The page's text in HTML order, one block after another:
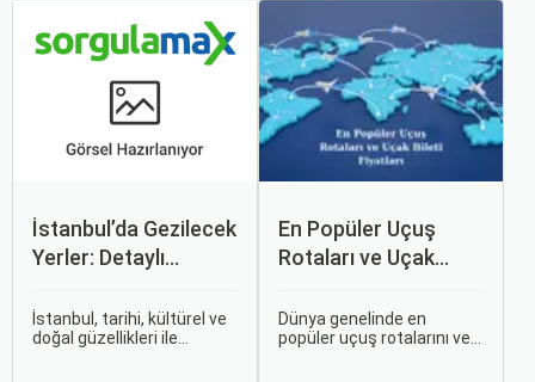
İstanbul’da Gezilecek
Yerler: Detaylı
İstanbul, tarihi, kültürel ve
doğal güzellikleri ile
En Popüler Uçuş
Rotaları ve Uçak
Dünya genelinde en
popüler uçuş rotalarını ve